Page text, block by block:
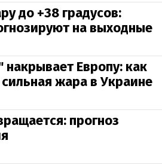
до +38 градусов:
на выходные
накрывает Европу: как
жара в Украине
прогноз